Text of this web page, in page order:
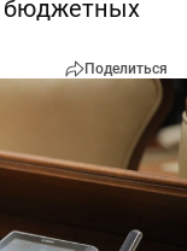
бюджетных
Поделиться